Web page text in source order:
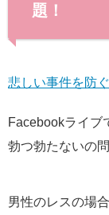
題！
悲しい事件を防
Facebookライブ
勃つ勃たないの
男性のレスの場